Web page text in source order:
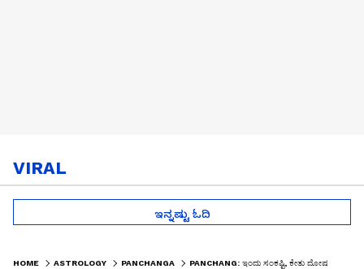
VIRAL
ಇನ್ನಷ್ಟು ಓದಿ
HOME ASTROLOGY PANCHANGA